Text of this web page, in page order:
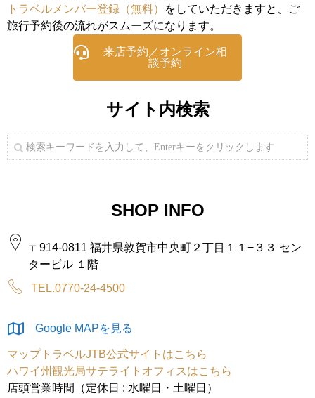
トラベルメンバー登録（無料）
をしていただきますと、ご
旅行予約後の流れがスムーズになります。
来店予約／オンライン相
談予約
サイト内検索
SHOP INFO
〒914-0811 福井県敦賀市中央町２丁目１１−３３ セン
タービル １階
TEL.0770-24-4500
Google MAPを見る
マップトラベルJTB公式サイトはこちら
ハワイ州観光局サテライトオフィスはこちら
店頭営業時間（定休日 : 水曜日・土曜日）